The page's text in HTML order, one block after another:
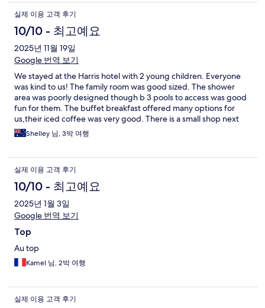
실제 이용 고객 후기
10/10 - 최고예요
2025년 11월 19일
Google 번역 보기
We stayed at the Harris hotel with 2 young children. Everyone
was kind to us! The family room was good sized. The shower
area was poorly designed though b 3 pools to access was good
fun for them. The buffet breakfast offered many options for
us,their iced coffee was very good. There is a small shop next
door otherwise you must use taxi option. We would stay again
😊
Shelley 님, 3박 여행
실제 이용 고객 후기
10/10 - 최고예요
2025년 1월 3일
Google 번역 보기
Top
Au top
Kamel 님, 2박 여행
실제 이용 고객 후기